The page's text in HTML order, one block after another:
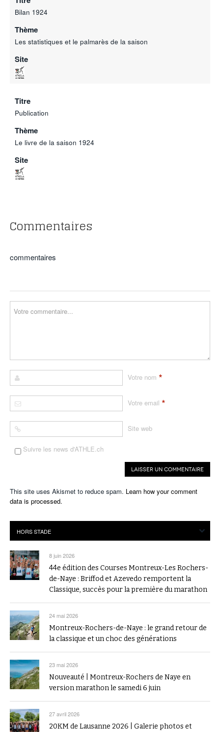
Bilan 1924
Thème
Les statistiques et le palmarès de la saison
Site
Titre
Publication
Thème
Le livre de la saison 1924
Site
Commentaires
commentaires
Votre nom *
Votre email *
Site web
Suivre les news d'ATHLE.ch
This site uses Akismet to reduce spam. Learn how your comment
data is processed.
8 juin 2026
44e édition des Courses Montreux-Les Rochers-
de-Naye : Briffod et Azevedo remportent la
Classique, succès pour la première du marathon
24 mai 2026
Montreux-Rochers-de-Naye : le grand retour de
la classique et un choc des générations
23 mai 2026
Nouveauté | Montreux-Rochers de Naye en
version marathon le samedi 6 juin
27 avril 2026
20KM de Lausanne 2026 | Galerie photos et